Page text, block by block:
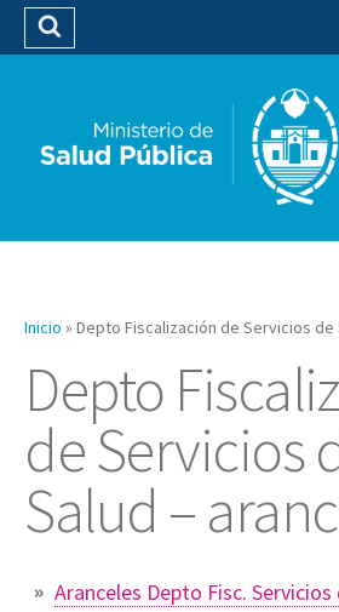
Biblioteca
Buscar
Inicio » Depto Fiscalización de Servicios de
Depto
de Servicios
Salud –
Aranceles Depto Fisc. Servicios